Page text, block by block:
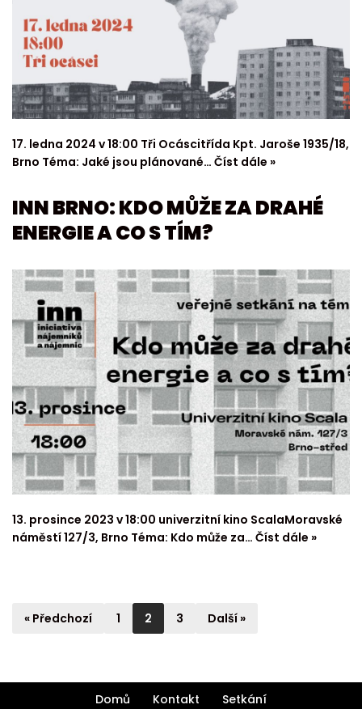
17. ledna 2024 v 18:00 Tři Ocáscitřída Kpt. Jaroše 1935/18,
Brno Téma: Jaké jsou plánované… Číst dále »
INN BRNO: KDO MŮŽE ZA DRAHÉ
ENERGIE A CO S TÍM?
13. prosince 2023 v 18:00 univerzitní kino ScalaMoravské
náměstí 127/3, Brno Téma: Kdo může za… Číst dále »
« Předchozí 1 2 3 Další »
Domů Kontakt Setkání